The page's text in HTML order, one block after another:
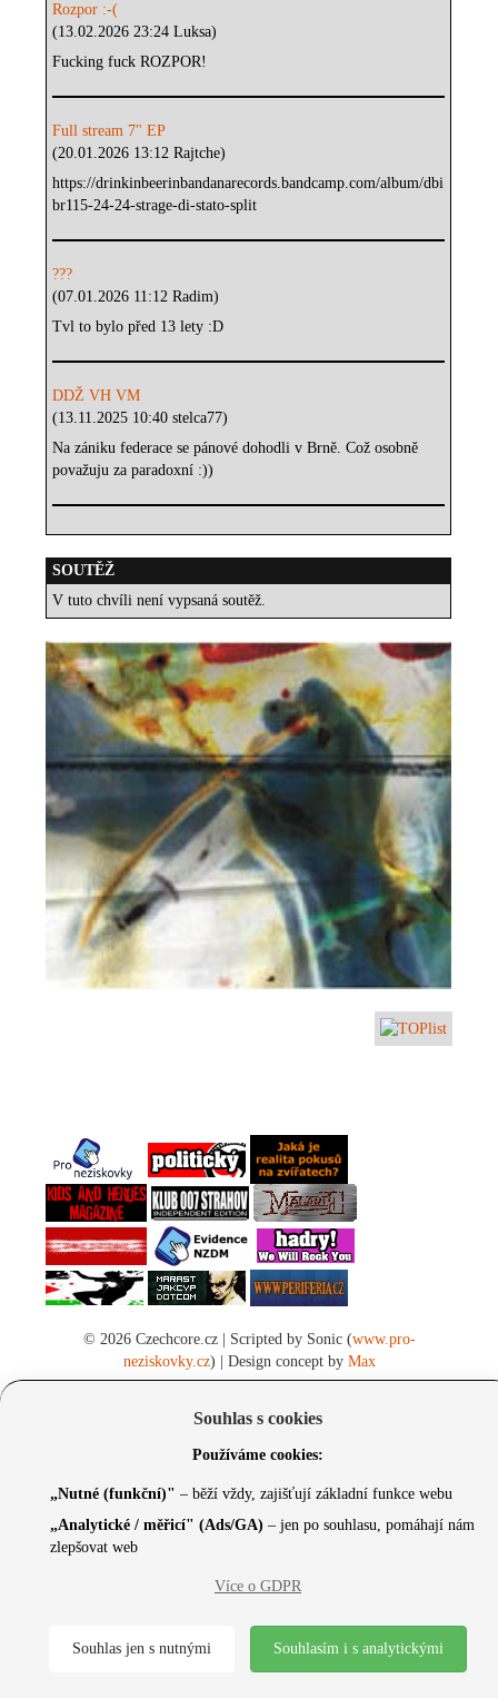
Rozpor :-(
(13.02.2026 23:24 Luksa)
Fucking fuck ROZPOR!
Full stream 7" EP
(20.01.2026 13:12 Rajtche)
https://drinkinbeerinbandanarecords.bandcamp.com/album/dbi
br115-24-24-strage-di-stato-split
???
(07.01.2026 11:12 Radim)
Tvl to bylo před 13 lety :D
DDŽ VH VM
(13.11.2025 10:40 stelca77)
Na zániku federace se pánové dohodli v Brně. Což osobně
považuju za paradoxní :))
SOUTĚŽ
V tuto chvíli není vypsaná soutěž.
© 2026 Czechcore.cz | Scripted by Sonic (www.pro-
neziskovky.cz) | Design concept by Max
Souhlas s cookies
Používáme cookies:
„Nutné (funkční)" – běží vždy, zajišťují základní funkce webu
„Analytické / měřicí" (Ads/GA) – jen po souhlasu, pomáhají nám
zlepšovat web
Více o GDPR
Souhlas jen s nutnými Souhlasím i s analytickými